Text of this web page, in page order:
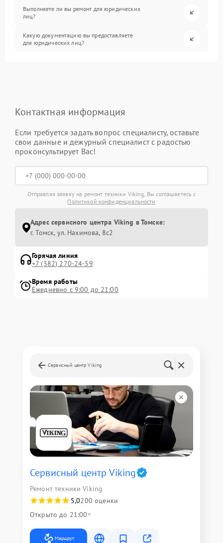
Выполняете ли вы ремонт для юридических
лиц?
Какую документацию вы предоставляете
для юридических лиц?
Контактная информация
Если требуется задать вопрос специалисту, оставьте
свои данные и дежурный специалист с радостью
проконсультирует Вас!
Отправляя заявку на ремонт техники Viking, Вы соглашаетесь с
Политикой конфиденциальности
Адрес сервисного центра Viking в Томске:
г. Томск, ул. Нахимова, 8с2
Горячая линия
+7 (382) 270-24-59
Время работы
Ежедневно с 9:00 до 21:00
Сервисный центр Viking
Сервисный центр Viking
Ремонт техники Viking
5,0200 оценки
Открыто до 21:00
Маршрут